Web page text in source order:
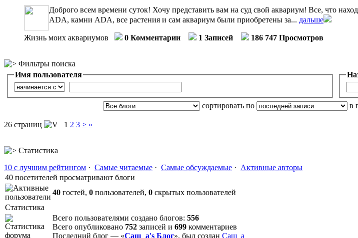
Доброго всем времени суток! Хочу представить вам на суд свой аквариум! Все, что
ADA, камни ADA, все растения и сам аквариум были приобретены за... дальше
Жизнь моих аквариумов 0 Комментарии 1 Записей 186 747 Просмотров
Фильтры поиска
Имя пользователя
сортировать по в
26 страниц 1 2 3 > »
Статистика
10 с лучшим рейтингом · Самые читаемые · Самые обсуждаемые · Активные авторы
40 посетителей просматривают блоги
40 гостей, 0 пользователей, 0 скрытых пользователей
Статистика
Всего пользователями создано блогов: 556
Всего опубликовано 752 записей и 699 комментариев
Последний блог — «Саш_а's Блог», был создан Саш_а